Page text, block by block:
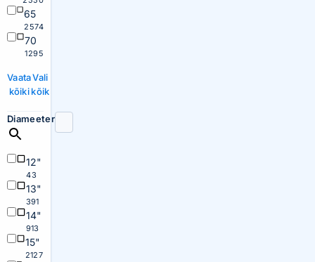
65
2574
70
1295
Vaata
kõiki
Vali
kõik
Diameeter
12"
43
13"
391
14"
913
15"
2127